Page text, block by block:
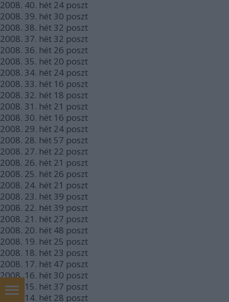
2008. 40. hét 24 poszt
2008. 39. hét 30 poszt
2008. 38. hét 32 poszt
2008. 37. hét 32 poszt
2008. 36. hét 26 poszt
2008. 35. hét 20 poszt
2008. 34. hét 24 poszt
2008. 33. hét 16 poszt
2008. 32. hét 18 poszt
2008. 31. hét 21 poszt
2008. 30. hét 16 poszt
2008. 29. hét 24 poszt
2008. 28. hét 57 poszt
2008. 27. hét 22 poszt
2008. 26. hét 21 poszt
2008. 25. hét 26 poszt
2008. 24. hét 21 poszt
2008. 23. hét 39 poszt
2008. 22. hét 39 poszt
2008. 21. hét 27 poszt
2008. 20. hét 48 poszt
2008. 19. hét 25 poszt
2008. 18. hét 23 poszt
2008. 17. hét 47 poszt
2008. 16. hét 30 poszt
2008. 15. hét 37 poszt
2008. 14. hét 28 poszt